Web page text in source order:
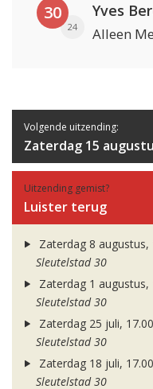
30
24
Yves
Alleen
Volgende uitzending:
Zaterdag 15
Uitzending gemist?
Luister terug
Zaterdag 8 augustus,
Sleutelstad 30
Zaterdag 1 augustus,
Sleutelstad 30
Zaterdag 25 juli,
Sleutelstad 30
Zaterdag 18 juli,
Sleutelstad 30